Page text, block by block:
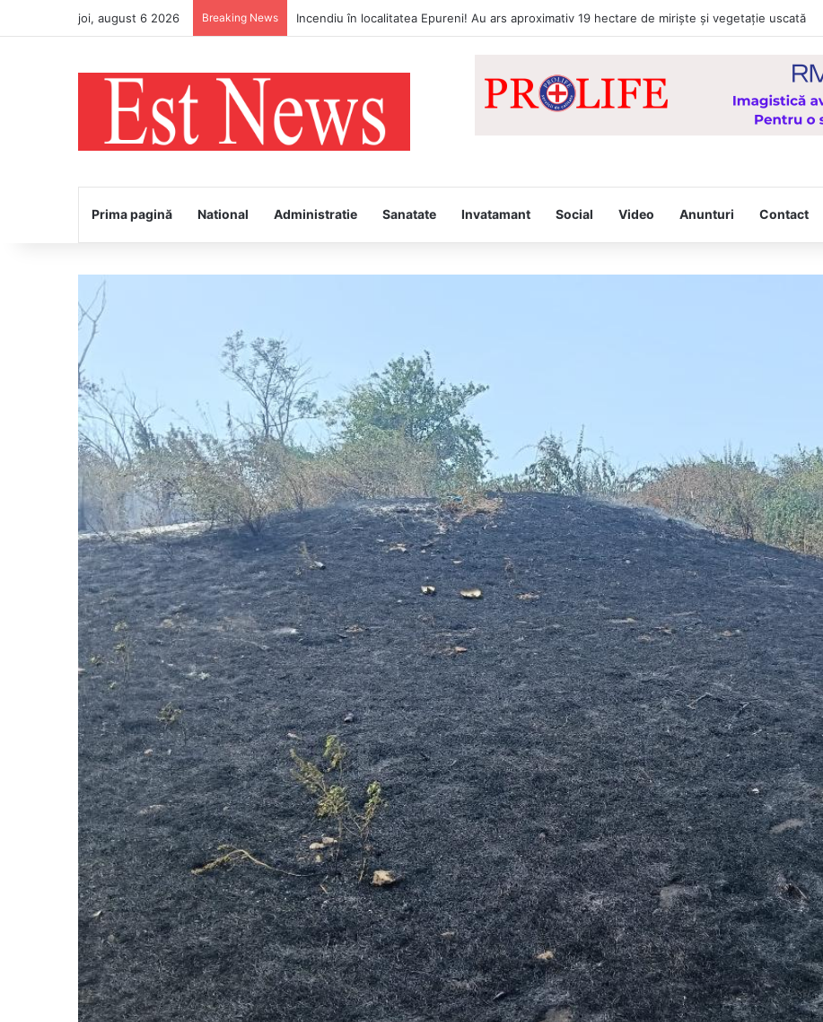
joi, august 6 2026 Breaking News Bătaie în stradă! Polițiștii Secției 2 Poliție Rurală Vaslui au reținut trei bărbați din comuna Solești
Prima pagină National Administratie Sanatate Invatamant Social Video Anunturi Contact